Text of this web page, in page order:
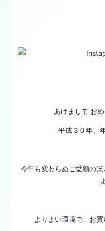
あけまして おめ
平成３０年、
今年も変わらぬご愛顧の
よりよい環境で、お